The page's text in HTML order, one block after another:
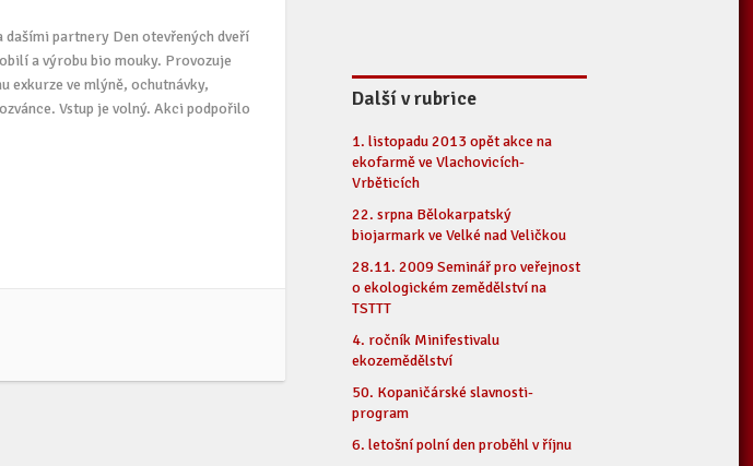
dašími partnery Den otevřených dveří
a výrobu bio mouky. Provozuje
exkurze ve mlýně, ochutnávky,
Vstup je volný. Akci podpořilo
Další v rubrice
1. listopadu 2013 opět akce na
ekofarmě ve Vlachovicích-
Vrběticích
22. srpna Bělokarpatský
biojarmark ve Velké nad Veličkou
28.11. 2009 Seminář pro veřejnost
o ekologickém zemědělství na
TSTTT
4. ročník Minifestivalu
ekozemědělství
50. Kopaničárské slavnosti-
program
6. letošní polní den proběhl v říjnu